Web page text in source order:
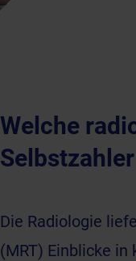
Welche
Die Radiologie
(MRT) Einblicke in